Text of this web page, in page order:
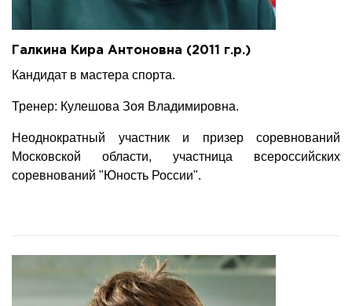
Галкина Кира Антоновна (2011 г.р.)
Кандидат в мастера спорта.
Тренер: Кулешова Зоя Владимировна.
Неоднократный участник и призер соревнований
Московской области, участница всероссийских
соревнований "Юность России".